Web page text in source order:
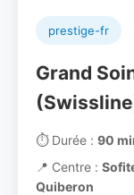
prestige-fr
Grand
⏱️Durée : 90
📍 Centre :
Quiberon